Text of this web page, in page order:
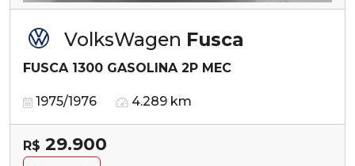
VolksWagen Fusca
FUSCA 1300 GASOLINA 2P MEC
1975/1976 4.289 km
R$ 29.900